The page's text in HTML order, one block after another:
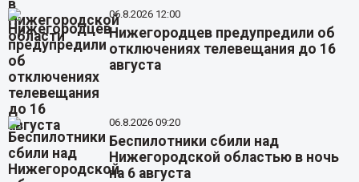
06.8.2026 12:00
Нижегородцев предупредили об
отключениях телевещания до 16
августа
06.8.2026 09:20
Беспилотники сбили над
Нижегородской областью в ночь
на 6 августа